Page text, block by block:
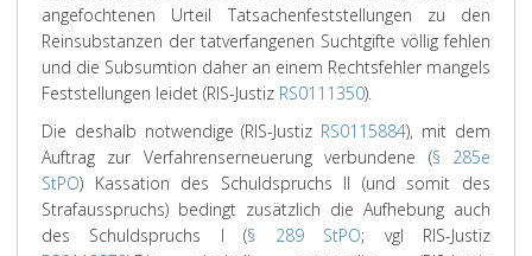
angefochtenen Urteil Tatsachenfeststellungen zu den
Reinsubstanzen der tatverfangenen Suchtgifte völlig fehlen
und die Subsumtion daher an einem Rechtsfehler mangels
Feststellungen leidet (RIS-Justiz RS0111350).
Die deshalb notwendige (RIS-Justiz RS0115884), mit dem
Auftrag zur Verfahrenserneuerung verbundene (§ 285e
StPO) Kassation des Schuldspruchs II (und somit des
Strafausspruchs) bedingt zusätzlich die Aufhebung auch
des Schuldspruchs I (§ 289 StPO; vgl RIS-Justiz